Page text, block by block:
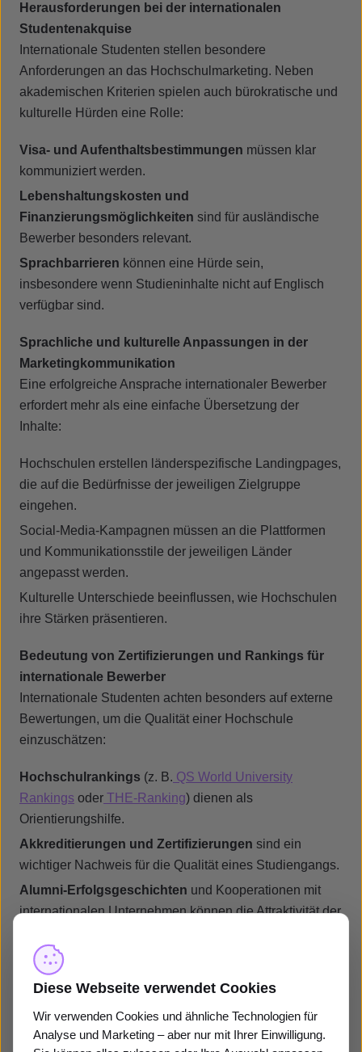
Herausforderungen bei der internationalen
Studentenakquise
Internationale Studenten stellen besondere
Anforderungen an das Hochschulmarketing. Neben
akademischen Kriterien spielen auch bürokratische und
kulturelle Hürden eine Rolle:
Visa- und Aufenthaltsbestimmungen müssen klar
kommuniziert werden.
Lebenshaltungskosten und
Finanzierungsmöglichkeiten sind für ausländische
Bewerber besonders relevant.
Sprachbarrieren können eine Hürde sein,
insbesondere wenn Studieninhalte nicht auf Englisch
verfügbar sind.
Sprachliche und kulturelle Anpassungen in der
Marketingkommunikation
Eine erfolgreiche Ansprache internationaler Bewerber
erfordert mehr als eine einfache Übersetzung der
Inhalte:
Hochschulen erstellen länderspezifische Landingpages,
die auf die Bedürfnisse der jeweiligen Zielgruppe
eingehen.
Social-Media-Kampagnen müssen an die Plattformen
und Kommunikationsstile der jeweiligen Länder
angepasst werden.
Kulturelle Unterschiede beeinflussen, wie Hochschulen
ihre Stärken präsentieren.
Bedeutung von Zertifizierungen und Rankings für
internationale Bewerber
Internationale Studenten achten besonders auf externe
Bewertungen, um die Qualität einer Hochschule
einzuschätzen:
Hochschulrankings (z. B. QS World University
Rankings oder THE-Ranking) dienen als
Orientierungshilfe.
Akkreditierungen und Zertifizierungen sind ein
wichtiger Nachweis für die Qualität eines Studiengangs.
Alumni-Erfolgsgeschichten und Kooperationen mit
internationalen Unternehmen können die Attraktivität der
Diese Webseite verwendet Cookies
Wir verwenden Cookies und ähnliche Technologien für
Analyse und Marketing – aber nur mit Ihrer Einwilligung.